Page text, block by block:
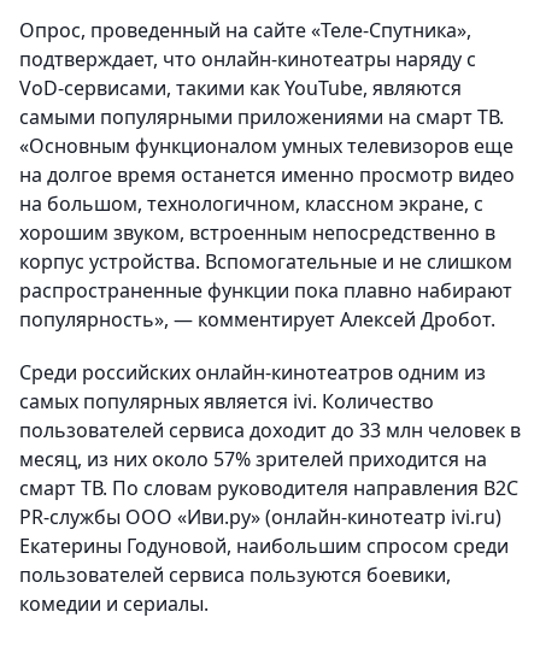
Опрос, проведенный на сайте «Теле-Спутника»,
подтверждает, что онлайн-кинотеатры наряду с
VoD-сервисами, такими как YouTube, являются
самыми популярными приложениями на смарт ТВ.
«Основным функционалом умных телевизоров еще
на долгое время останется именно просмотр видео
на большом, технологичном, классном экране, с
хорошим звуком, встроенным непосредственно в
корпус устройства. Вспомогательные и не слишком
распространенные функции пока плавно набирают
популярность», — комментирует Алексей Дробот.
Среди российских онлайн-кинотеатров одним из
самых популярных является ivi. Количество
пользователей сервиса доходит до 33 млн человек в
месяц, из них около 57% зрителей приходится на
смарт ТВ. По словам руководителя направления B2C
PR-службы ООО «Иви.ру» (онлайн-кинотеатр ivi.ru)
Екатерины Годуновой, наибольшим спросом среди
пользователей сервиса пользуются боевики,
комедии и сериалы.